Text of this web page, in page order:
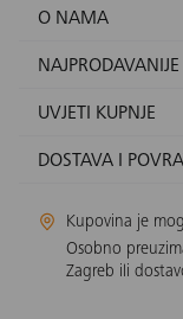
O NAMA
NAJPRODAVANIJE
UVJETI KUPNJE
DOSTAVA I POVRAT
Kupovina je
Osobno
Zagreb ili